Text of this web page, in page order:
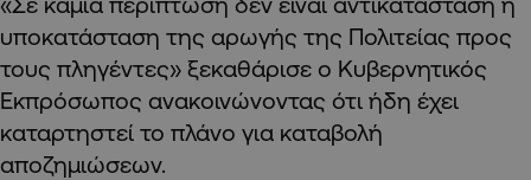
υποκατάσταση της αρωγής της Πολιτείας προς
τους πληγέντες» ξεκαθάρισε ο Κυβερνητικός
Εκπρόσωπος ανακοινώνοντας ότι ήδη έχει
καταρτηστεί το πλάνο για καταβολή
αποζημιώσεων.